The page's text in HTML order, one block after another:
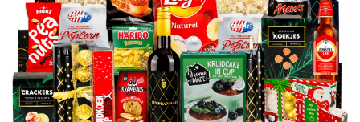
€50 tot €55
€55 tot €75
€75 tot €100